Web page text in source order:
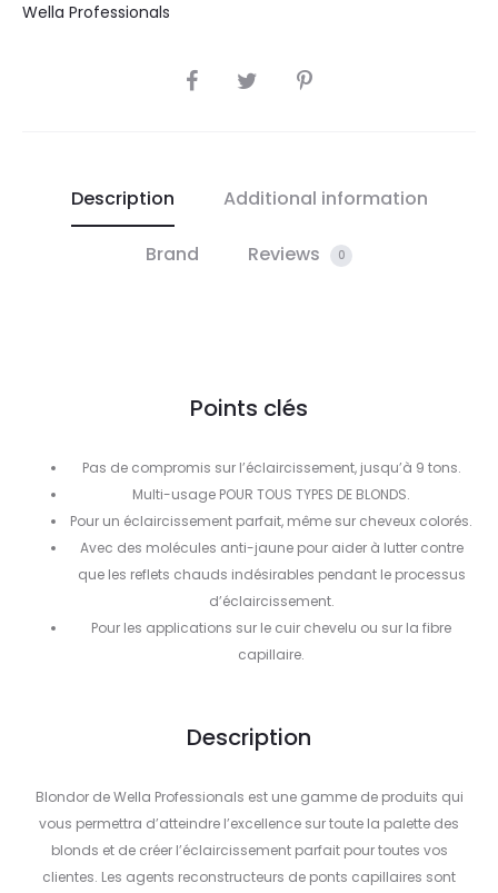
Wella Professionals
SHARE
Description Additional information
Brand Reviews 0
Points clés
Pas de compromis sur l’éclaircissement, jusqu’à 9 tons.
Multi-usage POUR TOUS TYPES DE BLONDS.
Pour un éclaircissement parfait, même sur cheveux colorés.
Avec des molécules anti-jaune pour aider à lutter contre
que les reflets chauds indésirables pendant le processus
d’éclaircissement.
Pour les applications sur le cuir chevelu ou sur la fibre
capillaire.
Description
Blondor de Wella Professionals est une gamme de produits qui
vous permettra d’atteindre l’excellence sur toute la palette des
blonds et de créer l’éclaircissement parfait pour toutes vos
clientes. Les agents reconstructeurs de ponts capillaires sont